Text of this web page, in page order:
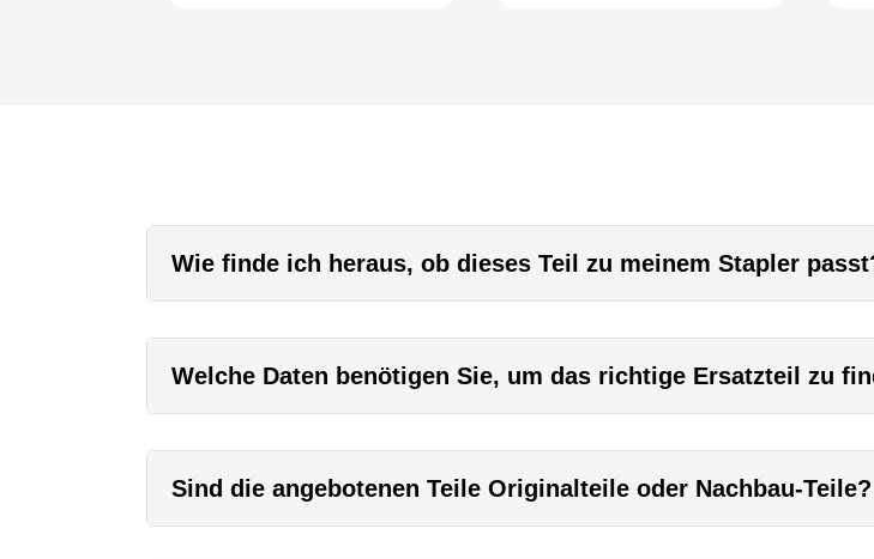
Wie finde ich heraus, ob dieses Teil zu meinem Stapler
Welche Daten benötigen Sie, um das richtige Ersatzteil zu
Sind die angebotenen Teile Originalteile oder Nachbau-Teile?